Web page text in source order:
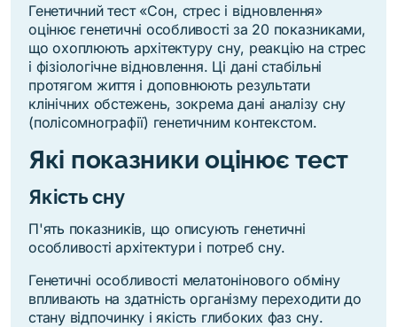
Генетичний тест «Сон, стрес і відновлення»
оцінює генетичні особливості за 20 показниками,
що охоплюють архітектуру сну, реакцію на стрес
і фізіологічне відновлення. Ці дані стабільні
протягом життя і доповнюють результати
клінічних обстежень, зокрема дані аналізу сну
(полісомнографії) генетичним контекстом.
Які показники оцінює тест
Якість сну
П'ять показників, що описують генетичні
особливості архітектури і потреб сну.
Генетичні особливості мелатонінового обміну
впливають на здатність організму переходити до
стану відпочинку і якість глибоких фаз сну.